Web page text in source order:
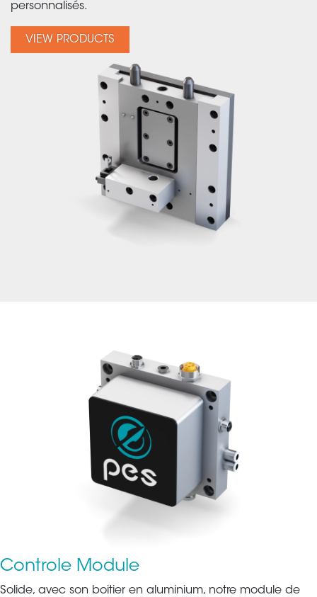
personnalisés.
VIEW PRODUCTS
Controle Module
Solide, avec son boitier en aluminium, notre module de